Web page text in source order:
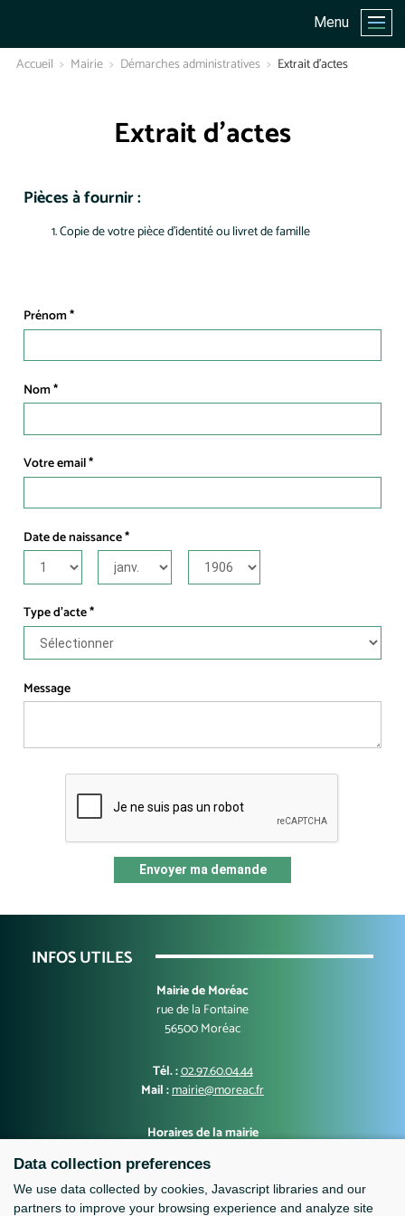
Menu
Accueil Mairie Démarches administratives Extrait d’actes
Extrait d’actes
Pièces à fournir :
Copie de votre pièce d'identité ou livret de famille
Prénom
Nom
Votre email
Date de naissance
Type d’acte
Message
Envoyer ma demande
INFOS UTILES
Mairie de Moréac
rue de la Fontaine
56500 Moréac
Tél. :02.97.60.04.44
Mail :mairie@moreac.fr
Horaires de la mairie
Mardi : 10h00-12h30 et 13h30-17h00
Samedi : 9h-12h
Data collection preferences
We use data collected by cookies, Javascript libraries and our
partners to improve your browsing experience and analyze site